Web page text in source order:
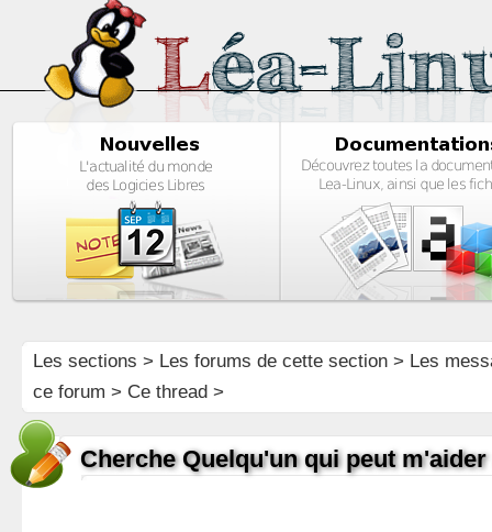
Les sections > Les forums de cette section> Les
ce forum > Ce thread >
Cherche Quelqu'un qui peut